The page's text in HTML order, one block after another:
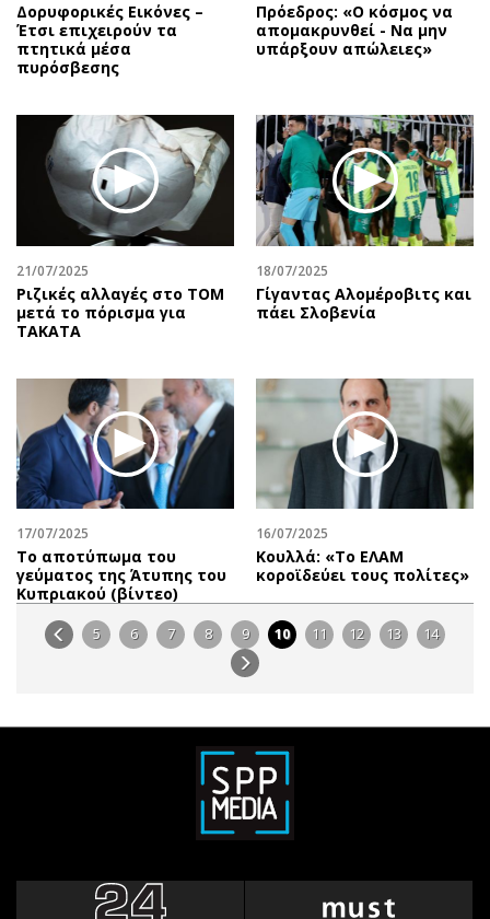
Δορυφορικές Εικόνες –
Έτσι επιχειρούν τα
πτητικά μέσα
πυρόσβεσης
Πρόεδρος: «Ο κόσμος να
απομακρυνθεί - Να μην
υπάρξουν απώλειες»
21/07/2025
Ριζικές αλλαγές στο ΤΟΜ
μετά το πόρισμα για
TAKATA
18/07/2025
Γίγαντας Αλομέροβιτς και
πάει Σλοβενία
17/07/2025
Το αποτύπωμα του
γεύματος της Άτυπης του
Κυπριακού (βίντεο)
16/07/2025
Κουλλά: «Το ΕΛΑΜ
κοροϊδεύει τους πολίτες»
5 6 7 8 9 10 11 12 13 14